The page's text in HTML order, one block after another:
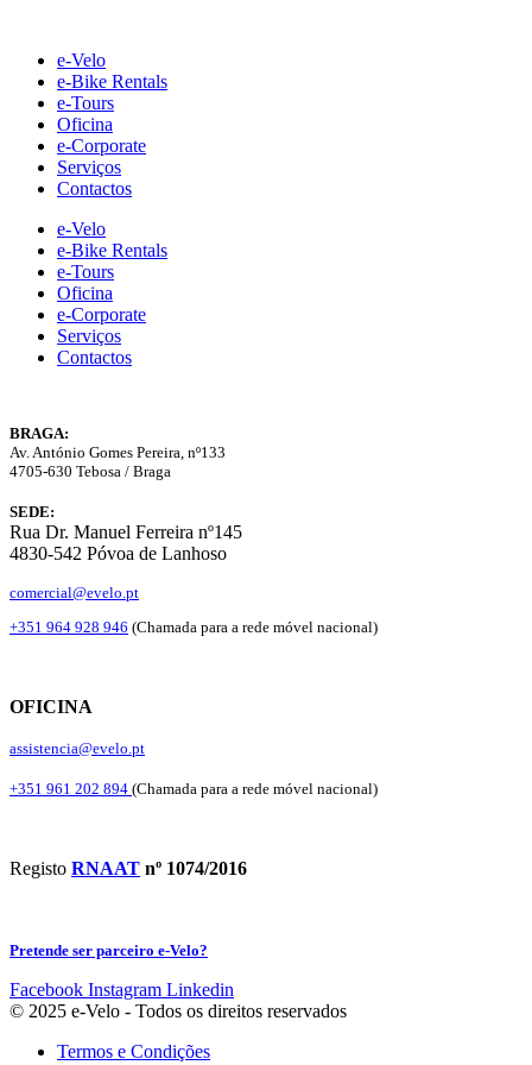
contente-Velo
e-Bike Rentals
e-Tours
Oficina
e-Corporate
Serviços
Contactos
e-Velo
e-Bike Rentals
e-Tours
Oficina
e-Corporate
Serviços
Contactos
BRAGA:
Av. António Gomes Pereira, nº133
4705-630 Tebosa / Braga
SEDE:
Rua Dr. Manuel Ferreira nº145
4830-542 Póvoa de Lanhoso
comercial@evelo.pt
+351 964 928 946 (Chamada para a rede móvel nacional)
OFICINA
assistencia@evelo.pt
+351 961 202 894 (Chamada para a rede móvel nacional)
Registo RNAAT nº 1074/2016
Pretende ser parceiro e-Velo?
Facebook Instagram Linkedin
© 2025 e-Velo - Todos os direitos reservados
Termos e Condições